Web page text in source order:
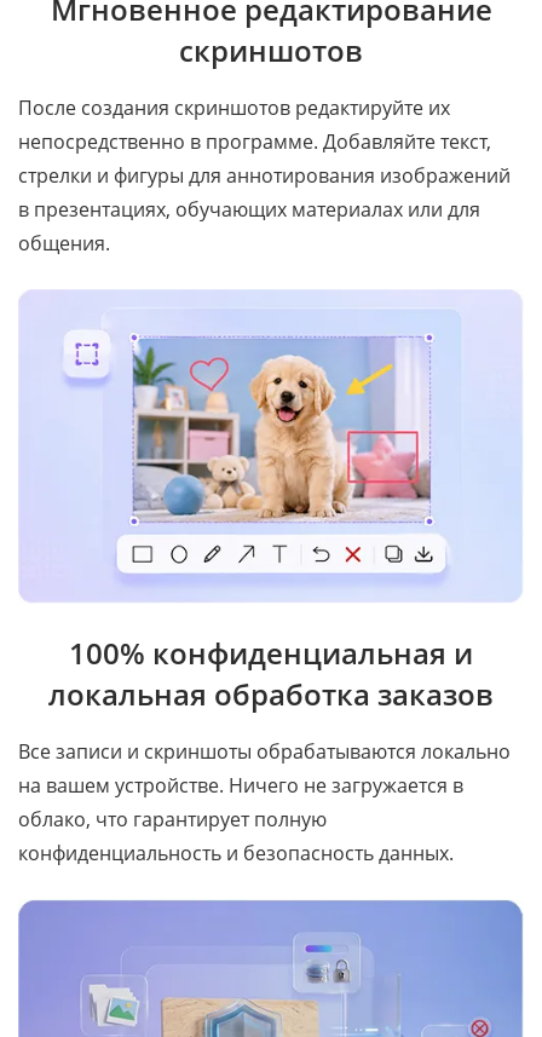
Мгновенное редактирование
скриншотов
После создания скриншотов редактируйте их
непосредственно в программе. Добавляйте текст,
стрелки и фигуры для аннотирования изображений
в презентациях, обучающих материалах или для
общения.
100% конфиденциальная и
локальная обработка заказов
Все записи и скриншоты обрабатываются локально
на вашем устройстве. Ничего не загружается в
облако, что гарантирует полную
конфиденциальность и безопасность данных.